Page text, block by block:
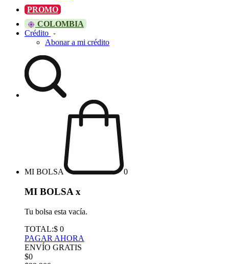
PROMO
COLOMBIA
Crédito
Abonar a mi crédito
MI BOLSA 0
MI BOLSA x
Tu bolsa esta vacía.
TOTAL:$ 0
PAGAR AHORA
ENVÍO GRATIS
$0